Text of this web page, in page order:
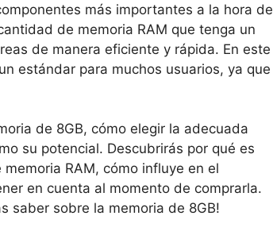
más importantes a la hora de
de memoria RAM que tenga un
de manera eficiente y rápida. En este
estándar para muchos usuarios, ya que
de 8GB, cómo elegir la adecuada
su potencial. Descubrirás por qué es
RAM, cómo influye en el
en cuenta al momento de comprarla.
saber sobre la memoria de 8GB!